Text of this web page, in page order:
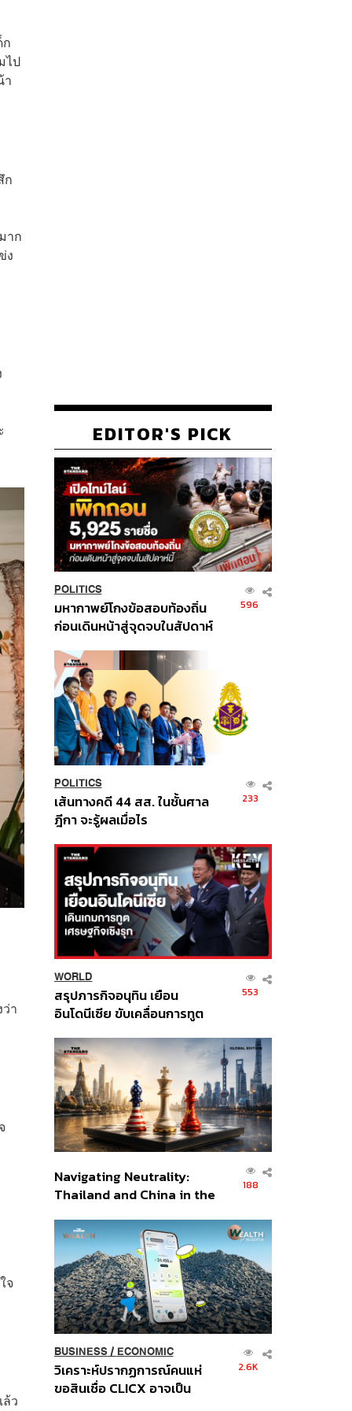
ไป
า
ก
าก
ง
า
จ
ว
EDITOR'S PICK
POLITICS
มหากาพย์โกงข้อสอบท้องถิ่น
ก่อนเดินหน้าสู่จุดจบในสัปดาห์
596
POLITICS
เส้นทางคดี 44 สส. ในชั้นศาล
ฎีกา จะรู้ผลเมื่อไร
233
WORLD
สรุปภารกิจอนุทิน เยือน
อินโดนีเซีย ขับเคลื่อนการทูต
ส่วนยุทธศาสตร์ไทย –
อินโดนีเซีย
553
Navigating Neutrality:
Thailand and China in the
Order
188
BUSINESS/ ECONOMIC
วิเคราะห์ปรากฏการณ์คนแห่
ขอสินเชื่อ CLICX อาจเป็น
2.6K